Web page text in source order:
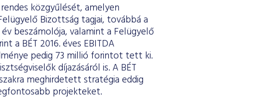
közgyűlését, amelyen
Bizottság tagjai, továbbá a
beszámolója, valamint a Felügyelő
a BÉT 2016. éves EBITDA
pedig 73 millió forintot tett ki.
díjazásáról is. A BÉT
meghirdetett stratégia eddig
projekteket.